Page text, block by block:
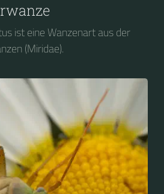
ist eine Wanzenart aus der
(Miridae).